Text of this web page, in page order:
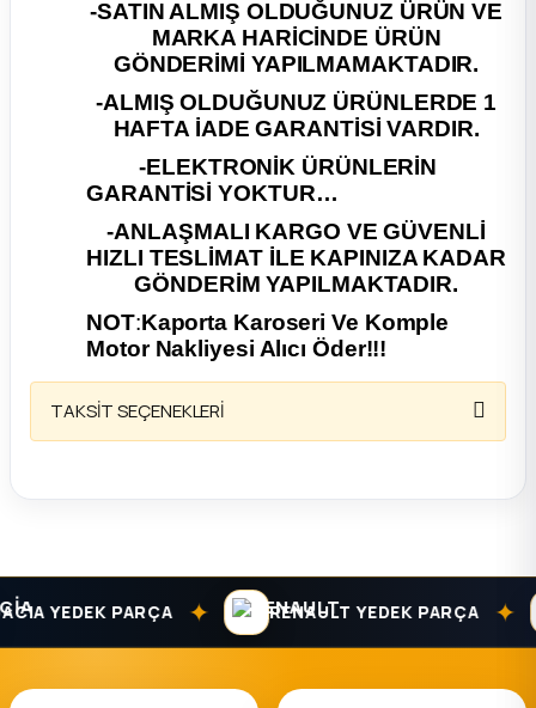
Parça
Parça
-SATIN ALMIŞ OLDUĞUNUZ ÜRÜN VE
MARKA HARİCİNDE ÜRÜN
GÖNDERİMİ YAPILMAMAKTADIR.
-ALMIŞ OLDUĞUNUZ ÜRÜNLERDE 1
HAFTA İADE GARANTİSİ VARDIR.
-ELEKTRONİK ÜRÜNLERİN
GARANTİSİ YOKTUR…
-ANLAŞMALI KARGO VE GÜVENLİ
HIZLI TESLİMAT İLE KAPINIZA KADAR
GÖNDERİM YAPILMAKTADIR.
NOT:Kaporta Karoseri Ve Komple
Motor Nakliyesi Alıcı Öder!!!
TAKSİT SEÇENEKLERİ
YEDEK PARÇA ✦ RENAULT YEDEK PARÇA ✦